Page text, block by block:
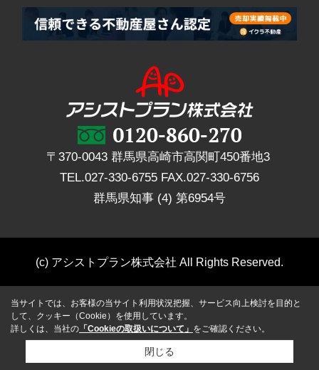
〒370-0043 群馬県高崎市高関町450番地3
TEL.027-330-6755 FAX.027-330-6756
群馬県知事 (4) 第6954号
(c) アシストプラン株式会社 All Rights Reserved.
当サイトでは、お客様の当サイト利用状況把握、サービス向上検討を目的と
して、クッキー（Cookie）を使用しています。
詳しくは、当社の 「Cookieの取扱いについて」 をご確認ください。
閉じる